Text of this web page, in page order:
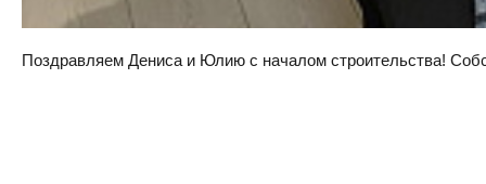
Поздравляем Дениса и Юлию с началом строительства!